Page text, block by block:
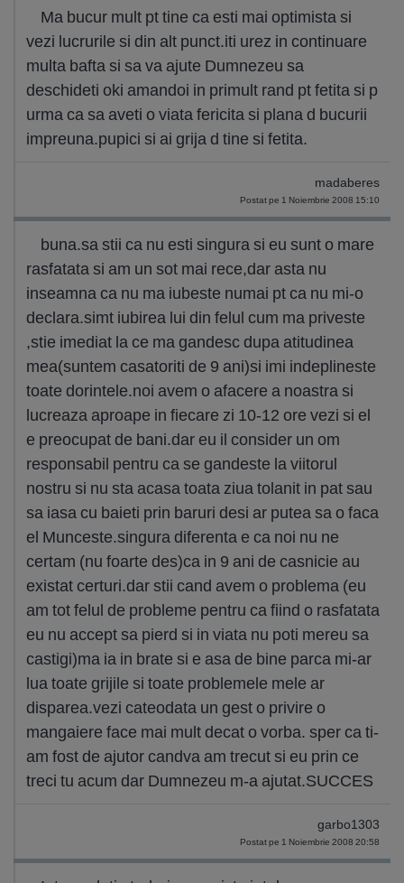
Ma bucur mult pt tine ca esti mai optimista si
vezi lucrurile si din alt punct.iti urez in continuare
multa bafta si sa va ajute Dumnezeu sa
deschideti oki amandoi in primult rand pt fetita si p
urma ca sa aveti o viata fericita si plana d bucurii
impreuna.pupici si ai grija d tine si fetita.
madaberes
Postat pe 1 Noiembrie 2008 15:10
buna.sa stii ca nu esti singura si eu sunt o mare
rasfatata si am un sot mai rece,dar asta nu
inseamna ca nu ma iubeste numai pt ca nu mi-o
declara.simt iubirea lui din felul cum ma priveste
,stie imediat la ce ma gandesc dupa atitudinea
mea(suntem casatoriti de 9 ani)si imi indeplineste
toate dorintele.noi avem o afacere a noastra si
lucreaza aproape in fiecare zi 10-12 ore vezi si el
e preocupat de bani.dar eu il consider un om
responsabil pentru ca se gandeste la viitorul
nostru si nu sta acasa toata ziua tolanit in pat sau
sa iasa cu baieti prin baruri desi ar putea sa o faca
el Munceste.singura diferenta e ca noi nu ne
certam (nu foarte des)ca in 9 ani de casnicie au
existat certuri.dar stii cand avem o problema (eu
am tot felul de probleme pentru ca fiind o rasfatata
eu nu accept sa pierd si in viata nu poti mereu sa
castigi)ma ia in brate si e asa de bine parca mi-ar
lua toate grijile si toate problemele mele ar
disparea.vezi cateodata un gest o privire o
mangaiere face mai mult decat o vorba. sper ca ti-
am fost de ajutor candva am trecut si eu prin ce
treci tu acum dar Dumnezeu m-a ajutat.SUCCES
garbo1303
Postat pe 1 Noiembrie 2008 20:58